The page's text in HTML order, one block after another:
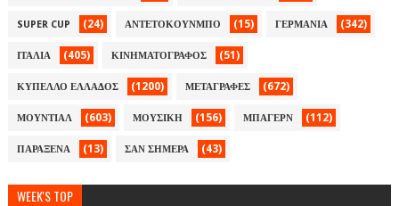
SUPER CUP (24) ΑΝΤΕΤΟΚΟΥΝΜΠΟ (15) ΓΕΡΜΑΝΙΑ (342)
ΙΤΑΛΙΑ (405) ΚΙΝΗΜΑΤΟΓΡΑΦΟΣ (51)
ΚΥΠΕΛΛΟ ΕΛΛΑΔΟΣ (1200) ΜΕΤΑΓΡΑΦΕΣ (672)
ΜΟΥΝΤΙΑΛ (603) ΜΟΥΣΙΚΗ (156) ΜΠΑΓΕΡΝ (112)
ΠΑΡΑΞΕΝΑ (13) ΣΑΝ ΣΗΜΕΡΑ (43)
WEEK'S TOP